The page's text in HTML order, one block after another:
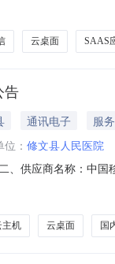
项目所在行政区
云桌面 SAAS
告
通讯电子
服务
： 修文县人民医院
、供应商名称：中
据/网络安全/国内
主机 云桌面 国